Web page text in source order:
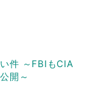
件 ～FBIもCIA
開～